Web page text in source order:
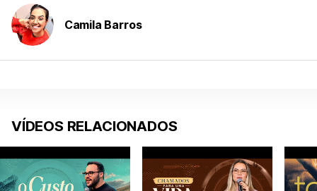
Camila Barros
VÍDEOS RELACIONADOS